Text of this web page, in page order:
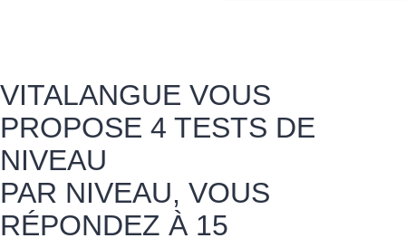
VITALANGUE VOUS
PROPOSE 4 TESTS DE
NIVEAU
PAR NIVEAU, VOUS
RÉPONDEZ À 15